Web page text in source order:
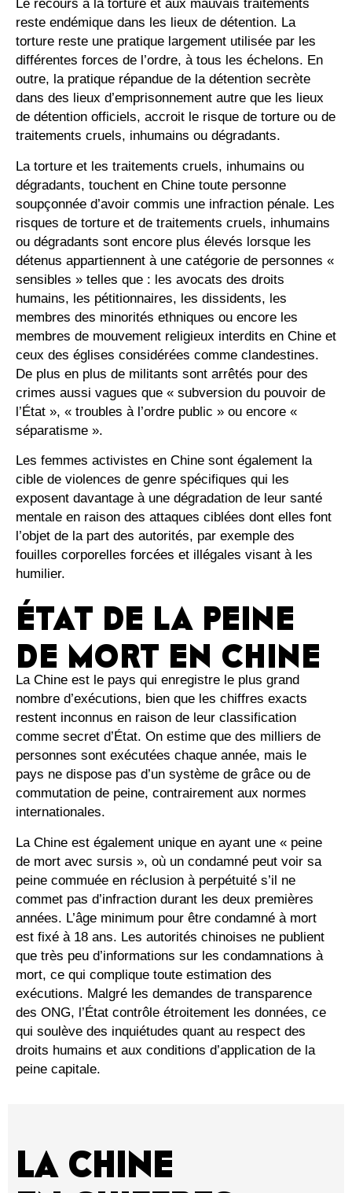
Le recours à la torture et aux mauvais traitements
reste endémique dans les lieux de détention. La
torture reste une pratique largement utilisée par les
différentes forces de l’ordre, à tous les échelons. En
outre, la pratique répandue de la détention secrète
dans des lieux d’emprisonnement autre que les lieux
de détention officiels, accroit le risque de torture ou de
traitements cruels, inhumains ou dégradants.
La torture et les traitements cruels, inhumains ou
dégradants, touchent en Chine toute personne
soupçonnée d’avoir commis une infraction pénale. Les
risques de torture et de traitements cruels, inhumains
ou dégradants sont encore plus élevés lorsque les
détenus appartiennent à une catégorie de personnes «
sensibles » telles que : les avocats des droits
humains, les pétitionnaires, les dissidents, les
membres des minorités ethniques ou encore les
membres de mouvement religieux interdits en Chine et
ceux des églises considérées comme clandestines.
De plus en plus de militants sont arrêtés pour des
crimes aussi vagues que « subversion du pouvoir de
l’État », « troubles à l’ordre public » ou encore «
séparatisme ».
Les femmes activistes en Chine sont également la
cible de violences de genre spécifiques qui les
exposent davantage à une dégradation de leur santé
mentale en raison des attaques ciblées dont elles font
l’objet de la part des autorités, par exemple des
fouilles corporelles forcées et illégales visant à les
humilier.
ÉTAT DE LA PEINE
DE MORT EN CHINE
La Chine est le pays qui enregistre le plus grand
nombre d’exécutions, bien que les chiffres exacts
restent inconnus en raison de leur classification
comme secret d’État. On estime que des milliers de
personnes sont exécutées chaque année, mais le
pays ne dispose pas d’un système de grâce ou de
commutation de peine, contrairement aux normes
internationales.
La Chine est également unique en ayant une « peine
de mort avec sursis », où un condamné peut voir sa
peine commuée en réclusion à perpétuité s’il ne
commet pas d’infraction durant les deux premières
années. L’âge minimum pour être condamné à mort
est fixé à 18 ans. Les autorités chinoises ne publient
que très peu d’informations sur les condamnations à
mort, ce qui complique toute estimation des
exécutions. Malgré les demandes de transparence
des ONG, l’État contrôle étroitement les données, ce
qui soulève des inquiétudes quant au respect des
droits humains et aux conditions d’application de la
peine capitale.
LA CHINE